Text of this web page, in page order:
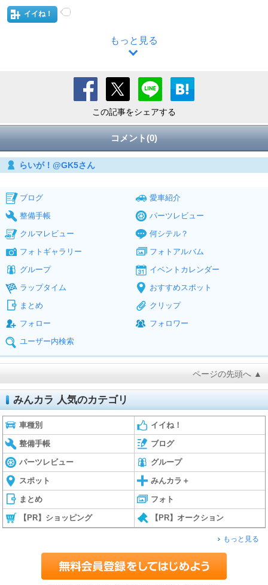
イイね！
もっと見る
この記事をシェアする
コメント(0)
らいが！@GK5さん
ブログ
愛車紹介
整備手帳
パーツレビュー
クルマレビュー
何シテル？
フォトギャラリー
フォトアルバム
グループ
イベントカレンダー
ラップタイム
おすすめスポット
まとめ
クリップ
フォロー
フォロワー
ユーザー内検索
ページの先頭へ ▲
みんカラ 人気のカテゴリ
車種別 イイね！
整備手帳 ブログ
パーツレビュー グループ
スポット みんカラ＋
まとめ フォト
【PR】ショッピング 【PR】オークション
もっと見る